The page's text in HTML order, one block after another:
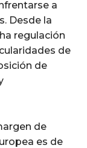
a
Desde la
regulación
de
de
de
es de